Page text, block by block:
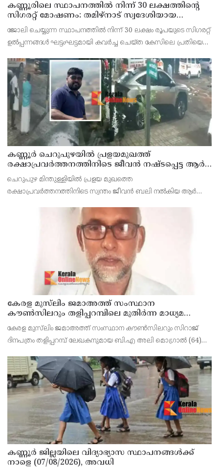
കണ്ണൂരിലെ സ്ഥാപനത്തിൽ നിന്ന് 30 ലക്ഷത്തിന്റെ
സിഗരറ്റ് മോഷണം: തമിഴ്‌നാട് സ്വദേശിയായ
സെയിൽസ്മാൻ തെങ്കാശിയിൽ പിടിയിൽ
ജോലി ചെയ്യുന്ന സ്ഥാപനത്തിൽ നിന്ന് 30 ലക്ഷം രൂപയുടെ സിഗരറ്റ്
ഉൽപ്പന്നങ്ങൾ ഘട്ടംഘട്ടമായി കവർച്ച ചെയ്ത കേസിലെ പ്രതിയെ
സ്വദേശിയായ വേൽമുരുകൻ (40) ആണ
കണ്ണൂർ ചെറുപുഴയിൽ പ്രളയമുഖത്ത്
രക്ഷാപ്രവർത്തനത്തിനിടെ ജീവൻ നഷ്ടപ്പെട്ട ആർ.
രാജേഷിൻ്റെ ഭൗതിക ശരീരത്തോട് അനാദരവ്
കാണിച്ചതായി ആരോപണം
ചെറുപുഴ മിന്തുള്ളിയിൽ പ്രളയ മുഖത്തെ
രക്ഷാപ്രവർത്തനത്തിനിടെ സ്വന്തം ജീവൻ ബലി നൽകിയ ആർ
മൃതദേഹം തിരുവനന്തപുരത്തെ
കേരള മുസ്‌ലിം ജമാഅത്ത് സംസ്ഥാന
കൗൺസിലറും തളിപ്പറമ്പിലെ മുതിർന്ന മാധ്യമ
പ്രവർത്തകനുമായ ബി എ അലി മൊഗ്രാൽ
നിര്യാതനായി
കേരള മുസ്‌ലിം ജമാഅത്ത് സംസ്ഥാന കൗൺസിലറും സിറാജ്
ദിനപത്രം തളിപ്പറമ്പ് ലേഖകനുമായ ബി.എ അലി മൊഗ്രാൽ (64)
ജമാഅത്ത് ജില്ലാ സെക്രട്ടറി, എസ്.വൈ.എ
കണ്ണൂർ ജില്ലയിലെ വിദ്യാഭ്യാസ സ്ഥാപനങ്ങള്‍ക്ക്
നാളെ (07/08/2026), അവധി